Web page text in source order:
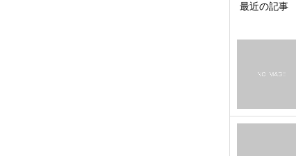
最近の記事